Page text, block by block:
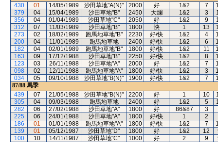
430
01 14/05/1989 沙田草地"A(N)" 2000 好 1&2 7
379
04 15/04/1989 沙田草地"B" 2450 大爛 1&2 3
356
04 01/04/1989 沙田草地"C" 2050 好 1&2 9
312
07 11/03/1989 沙田草地"B" 1800 快 1 13
273
02 18/02/1989 跑馬地草地"B" 2230 好/快 1&2 4
200
04 11/01/1989 跑馬地草地 2400 好/快 1&2 6
182
04 02/01/1989 跑馬地草地"B" 1800 好/快 1&2 11
163
09 17/12/1988 沙田草地"B" 2250 好/快 1&2 8
123
03 26/11/1988 沙田草地"A" 2000 好 1&2 7
098
02 12/11/1988 跑馬地草地"A" 1800 好/快 1&2 3
034
05 09/10/1988 沙田草地"B(N)" 1900 好/快 1&2 7
87/88 馬季
439
07 21/05/1988 沙田草地"B(N)" 2200 好 1 10
305
04 09/03/1988 跑馬地草地 2400 好 1&2 5
282
06 27/02/1988 沙田草地"A" 1800 好 86&87
3
225
06 24/01/1988 沙田草地"A" 1800 好/快 1
2
186
01 01/01/1988 跑馬地草地"A" 1800 好/快 1&2 7
139
01 05/12/1987 沙田草地"D" 1800 好 1&2 12
100
10 14/11/1987 沙田草地"C" 1000 好 2 9